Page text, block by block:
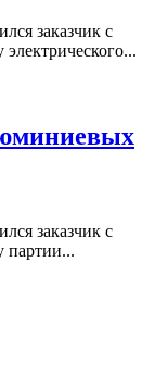
заказчик с
заказчик с
партии...